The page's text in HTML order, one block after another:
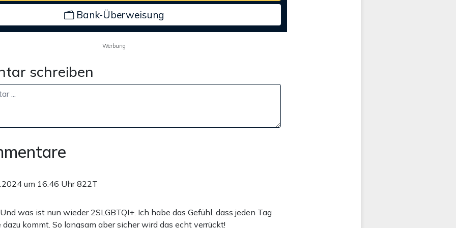
Bank-Überweisung
Werbung
schreiben
um 16:46 Uhr822T
was ist nun wieder 2SLGBTQI+. Ich habe das Gefühl, dass jeden Tag
kommt. So langsam aber sicher wird das echt verrückt!